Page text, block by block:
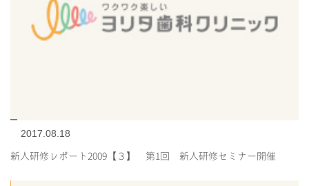
2017.08.18
新人研修レポート2009【３】 第1回 新人研修セミナー開催